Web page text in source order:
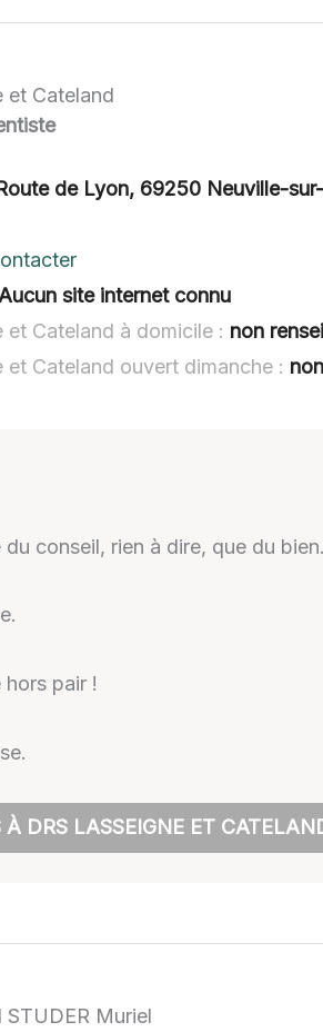
et Cateland
de Lyon, 69250 Neuville-
Aucun site internet connu
et Cateland à domicile : non
et Cateland ouvert dimanche :
conseil, rien à dire, que du
pair !
DRS LASSEIGNE ET
Muriel